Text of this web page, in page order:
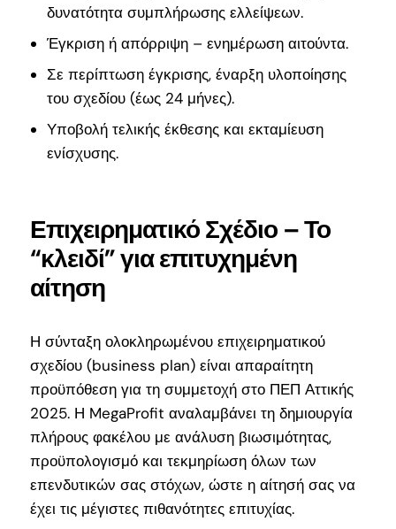
δυνατότητα συμπλήρωσης ελλείψεων.
Έγκριση ή απόρριψη – ενημέρωση αιτούντα.
Σε περίπτωση έγκρισης, έναρξη υλοποίησης
του σχεδίου (έως 24 μήνες).
Υποβολή τελικής έκθεσης και εκταμίευση
ενίσχυσης.
Επιχειρηματικό Σχέδιο – Το
“κλειδί” για επιτυχημένη
αίτηση
Η σύνταξη ολοκληρωμένου επιχειρηματικού
σχεδίου (business plan) είναι απαραίτητη
προϋπόθεση για τη συμμετοχή στο ΠΕΠ Αττικής
2025. Η MegaProfit αναλαμβάνει τη δημιουργία
πλήρους φακέλου με ανάλυση βιωσιμότητας,
προϋπολογισμό και τεκμηρίωση όλων των
επενδυτικών σας στόχων, ώστε η αίτησή σας να
έχει τις μέγιστες πιθανότητες επιτυχίας.